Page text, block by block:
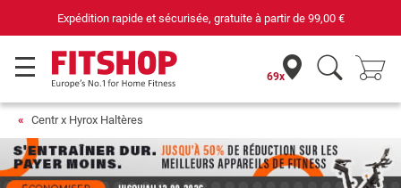
Expédition rapide et sécurisée, gratuite à partir de 99,00 €
69x
Centr x Hyrox Haltères